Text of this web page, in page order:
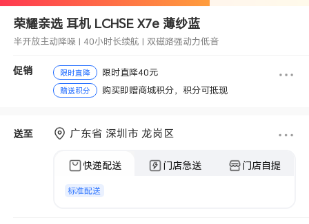
荣耀亲选 耳机 LCHSE X7e 薄纱蓝
半开放主动降噪 | 40小时长续航 | 双磁路强动力低音
促销 限时直降 限时直降40元
赠送积分 购买即赠商城积分，积分可抵现
送至 广东省 深圳市 龙岗区
快递配送 门店急送 门店自提
标准配送